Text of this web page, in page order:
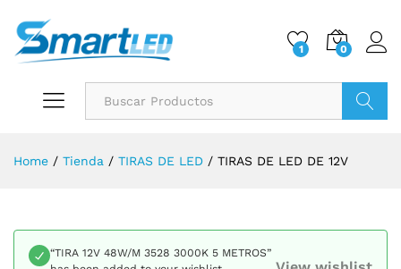
1 0
Home / Tienda / TIRAS DE LED / TIRAS DE LED DE 12V
“TIRA 12V 48W/M 3528 3000K 5 METROS”